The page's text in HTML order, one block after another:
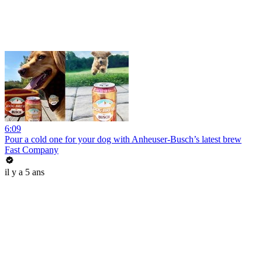
6:09
Pour a cold one for your dog with Anheuser-Busch’s latest brew
Fast Company
il y a 5 ans